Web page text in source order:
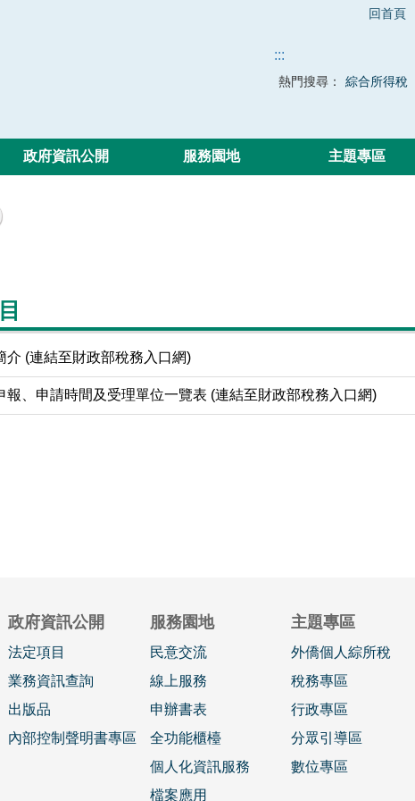
回首頁
:::
熱門搜尋： 綜合所得稅
政府資訊公開 服務園地 主題專區
介 (連結至財政部稅務入口網)
報、申請時間及受理單位一覽表 (連結至財政部稅務入口網)
政府資訊公開
法定項目
業務資訊查詢
出版品
內部控制聲明書專區
服務園地
民意交流
線上服務
申辦書表
全功能櫃檯
個人化資訊服務
檔案應用
主題專區
外僑個人綜所稅
稅務專區
行政專區
分眾引導區
數位專區